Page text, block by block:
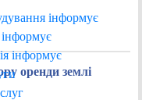
інформує
інформує
оренди землі